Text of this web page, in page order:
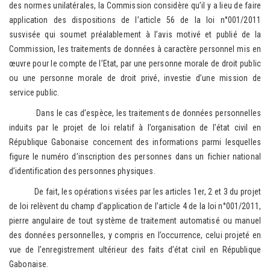
des normes unilatérales, la Commission considère qu’il y a lieu de faire
application des dispositions de l’article 56 de la loi n°001/2011
susvisée qui soumet préalablement à l’avis motivé et publié de la
Commission, les traitements de données à caractère personnel mis en
œuvre pour le compte de l’Etat, par une personne morale de droit public
ou une personne morale de droit privé, investie d’une mission de
service public.
Dans le cas d’espèce, les traitements de données personnelles
induits par le projet de loi relatif à l’organisation de l’état civil en
République Gabonaise concernent des informations parmi lesquelles
figure le numéro d’inscription des personnes dans un fichier national
d’identification des personnes physiques.
De fait, les opérations visées par les articles 1er, 2 et 3 du projet
de loi relèvent du champ d’application de l’article 4 de la loi n°001/2011,
pierre angulaire de tout système de traitement automatisé ou manuel
des données personnelles, y compris en l’occurrence, celui projeté en
vue de l’enregistrement ultérieur des faits d’état civil en République
Gabonaise.